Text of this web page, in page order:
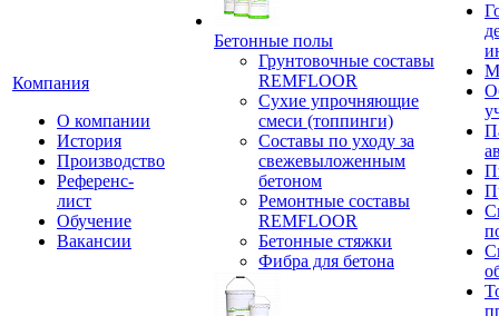
Компания
О компании
История
Производство
Референс-
лист
Обучение
Вакансии
Бетонные полы
Грунтовочные составы
REMFLOOR
Сухие упрочняющие
смеси (топпинги)
Составы по уходу за
свежевыложенным
бетоном
Ремонтные составы
REMFLOOR
Бетонные стяжки
Фибра для бетона